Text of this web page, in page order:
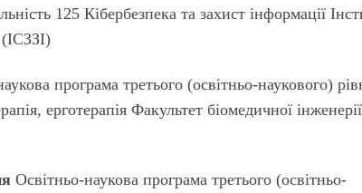
125 Кібербезпека та захист інформації
програма третього (освітньо-наукового)
ерготерапія Факультет біомедичної інженерії
Освітньо-наукова програма третього (освітньо-